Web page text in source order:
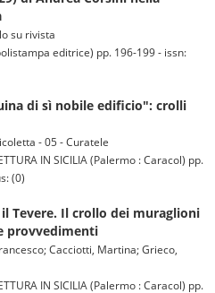
su rivista
editrice) pp. 196-199 - issn:
di sì nobile edificio": crolli
- 05 - Curatele
IN SICILIA (Palermo : Caracol) pp.
(0)
il Tevere. Il crollo dei muraglioni
provvedimenti
Cacciotti, Martina; Grieco,
IN SICILIA (Palermo : Caracol) pp.